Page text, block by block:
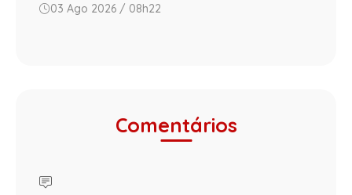
03 Ago 2026 / 08h22
Comentários